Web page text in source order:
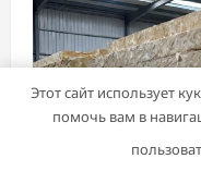
Этот сайт использует
помочь вам в